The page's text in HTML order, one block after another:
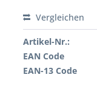
Vergleichen
Artikel-Nr.:
EAN Code
EAN-13 Code